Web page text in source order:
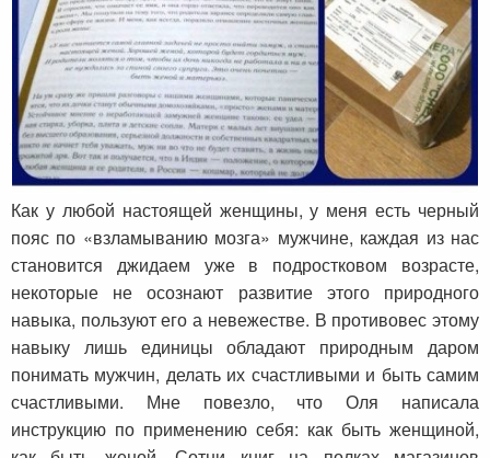
Катерина Сидорова из Санкт-Петербурга о
книге «Искусство быть женой и музой»
Как у любой настоящей женщины, у меня есть черный
пояс по «взламыванию мозга» мужчине, каждая из нас
становится джидаем уже в подростковом возрасте,
некоторые не осознают развитие этого природного
навыка, пользуют его а невежестве. В противовес этому
навыку лишь единицы обладают природным даром
понимать мужчин, делать их счастливыми и быть самим
счастливыми. Мне повезло, что Оля написала
инструкцию по применению себя: как быть женщиной,